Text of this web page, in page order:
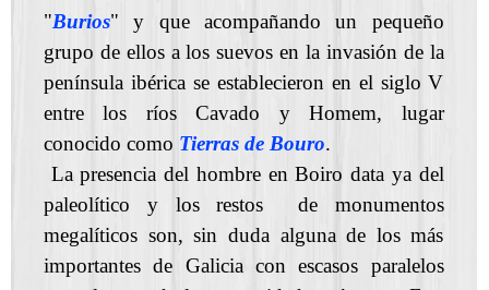
"Burios" y que acompañando un pequeño
grupo de ellos a los suevos en la invasión de la
península ibérica se establecieron en el siglo V
entre los ríos Cavado y Homem, lugar
conocido como Tierras de Bouro.
La presencia del hombre en Boiro data ya del
paleolítico y los restos de monumentos
megalíticos son, sin duda alguna de los más
importantes de Galicia con escasos paralelos